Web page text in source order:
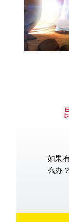
如果
么办？